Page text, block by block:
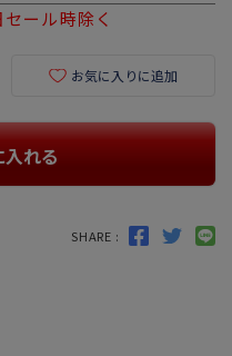
ール時除く
お気に入りに追加
れる
SHARE :